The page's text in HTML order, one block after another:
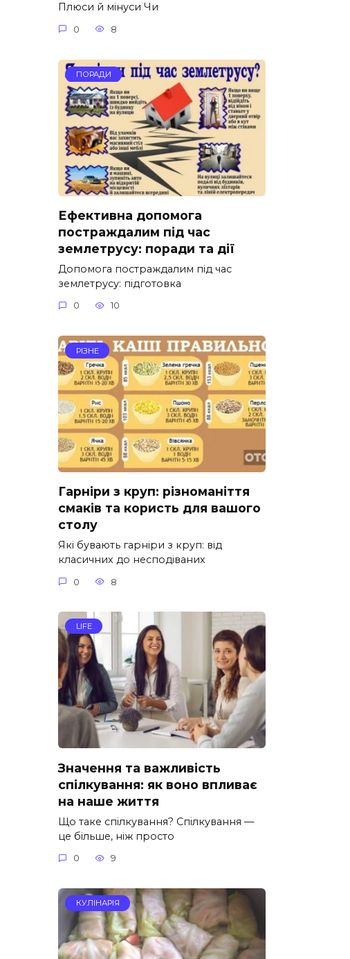
Плюси й мінуси Чи
0 8
ПОРАДИ
Ефективна допомога
постраждалим під час
землетрусу: поради та дії
Допомога постраждалим під час
землетрусу: підготовка
0 10
РІЗНЕ
Гарніри з круп: різноманіття
смаків та користь для вашого
столу
Які бувають гарніри з круп: від
класичних до несподіваних
0 8
LIFE
Значення та важливість
спілкування: як воно впливає
на наше життя
Що таке спілкування? Спілкування —
це більше, ніж просто
0 9
КУЛІНАРІЯ